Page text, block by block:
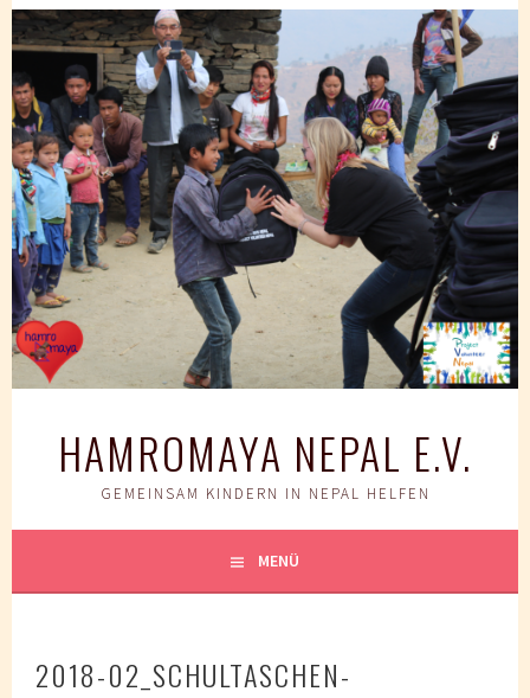
Springe
zum
Inhalt
HAMROMAYA NEPAL E.V.
GEMEINSAM KINDERN IN NEPAL HELFEN
MENÜ
2018-02_SCHULTASCHEN-